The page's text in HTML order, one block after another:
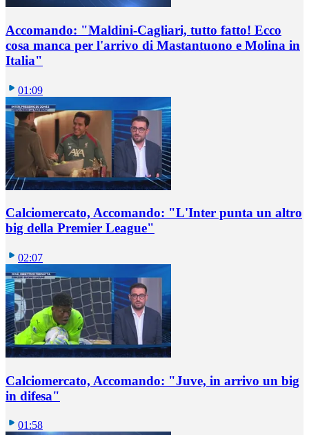
Accomando: "Maldini-Cagliari, tutto fatto! Ecco
cosa manca per l'arrivo di Mastantuono e Molina in
Italia"
01:09
Calciomercato, Accomando: "L'Inter punta un altro
big della Premier League"
02:07
Calciomercato, Accomando: "Juve, in arrivo un big
in difesa"
01:58